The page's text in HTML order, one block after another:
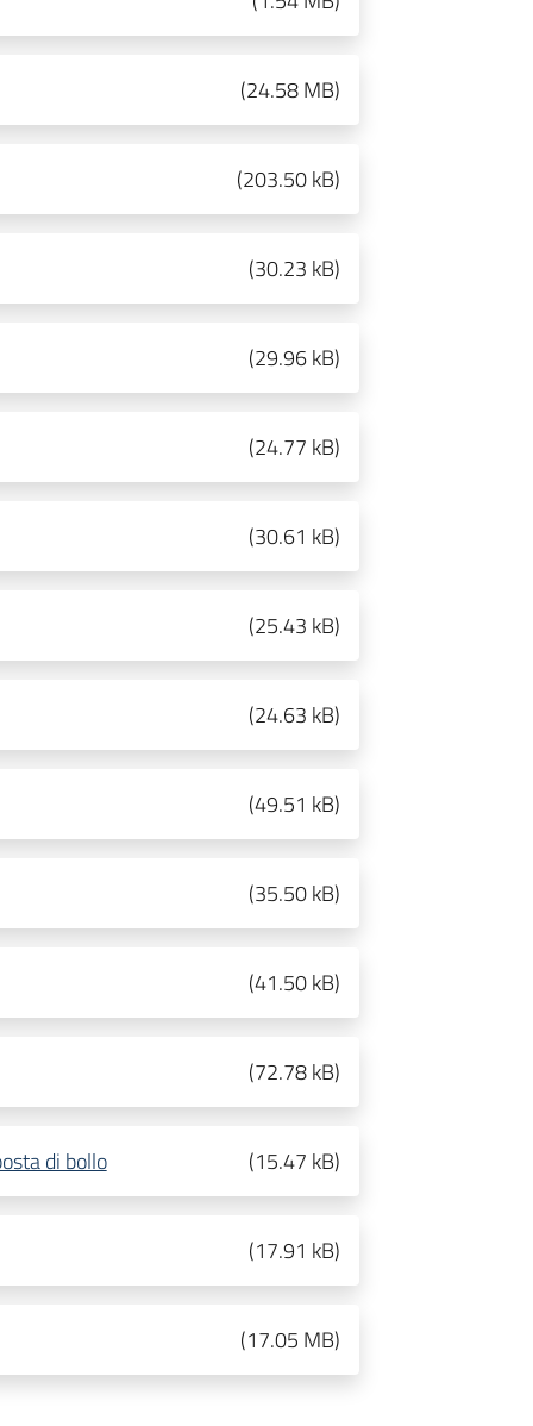
(24.58 MB)
(203.50 kB)
(30.23 kB)
(29.96 kB)
(24.77 kB)
(30.61 kB)
(25.43 kB)
(24.63 kB)
(49.51 kB)
(35.50 kB)
(41.50 kB)
(72.78 kB)
di bollo (15.47 kB)
(17.91 kB)
(17.05 MB)